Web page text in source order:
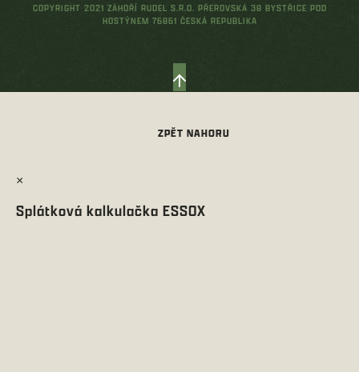
COPYRIGHT 2021 ZÁHOŘÍ RUDEL S.R.O. PŘEROVSKÁ 38 BYSTŘICE POD
HOSTÝNEM 76861 ČESKÁ REPUBLIKA
×
Splátková kalkulačka ESSOX